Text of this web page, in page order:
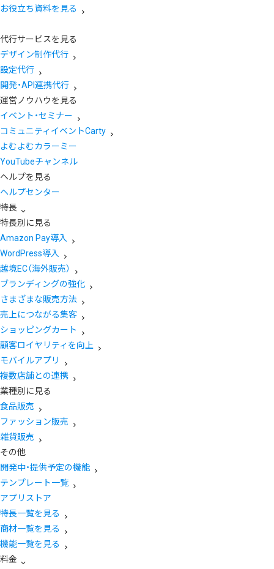
お役立ち資料を見る
代行サービスを見る
デザイン制作代行
設定代行
開発・API連携代行
運営ノウハウを見る
イベント・セミナー
コミュニティイベントCarty
よむよむカラーミー
YouTubeチャンネル
ヘルプを見る
ヘルプセンター
特長
特長別に見る
Amazon Pay導入
WordPress導入
越境EC（海外販売）
ブランディングの強化
さまざまな販売方法
売上につながる集客
ショッピングカート
顧客ロイヤリティを向上
モバイルアプリ
複数店舗との連携
業種別に見る
食品販売
ファッション販売
雑貨販売
その他
開発中・提供予定の機能
テンプレート一覧
アプリストア
特長一覧を見る
商材一覧を見る
機能一覧を見る
料金